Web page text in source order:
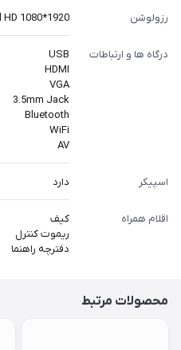
رزولوشن HD 1080*1920
درگاه ها و ارتباطات
USB
HDMI
VGA
3.5mm Jack
Bluetooth
WiFi
AV
اسپیکر دارد
اقلام همراه
کیف
ریموت کنترل
دفترچه راهنما
محصولات مرتبط